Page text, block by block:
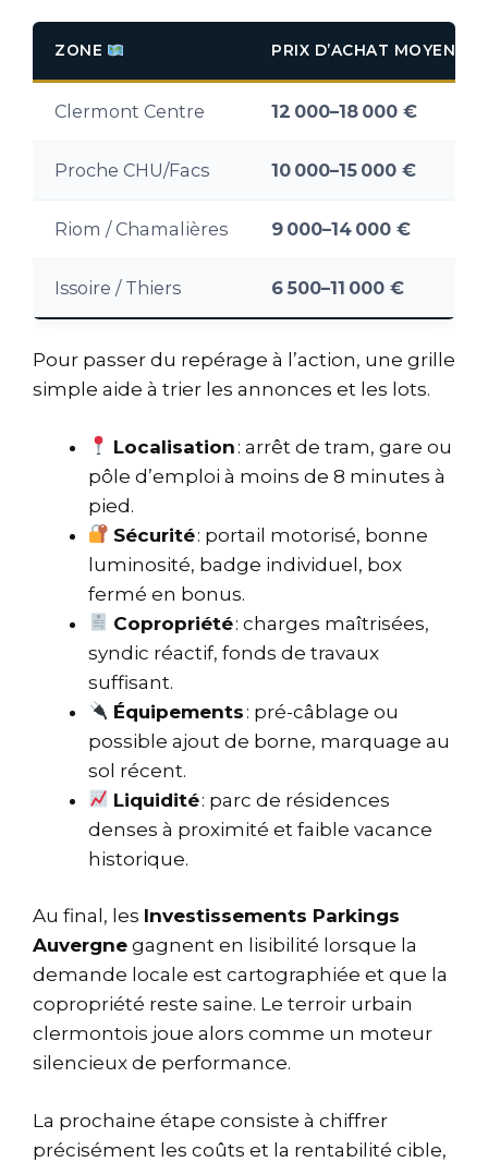
ZONE PRIX D’ACHAT MOYEN
Clermont Centre 12 000–18 000 €
Proche CHU/Facs 10 000–15 000 €
Riom / Chamalières 9 000–14 000 €
Issoire / Thiers 6 500–11 000 €
Pour passer du repérage à l’action, une grille
simple aide à trier les annonces et les lots.
Localisation : arrêt de tram, gare ou
pôle d’emploi à moins de 8 minutes à
pied.
Sécurité: portail motorisé, bonne
luminosité, badge individuel, box
fermé en bonus.
Copropriété: charges maîtrisées,
syndic réactif, fonds de travaux
suffisant.
Équipements : pré-câblage ou
possible ajout de borne, marquage au
sol récent.
Liquidité: parc de résidences
denses à proximité et faible vacance
historique.
Au final, les Investissements Parkings
Auvergne gagnent en lisibilité lorsque la
demande locale est cartographiée et que la
copropriété reste saine. Le terroir urbain
clermontois joue alors comme un moteur
silencieux de performance.
La prochaine étape consiste à chiffrer
précisément les coûts et la rentabilité cible,